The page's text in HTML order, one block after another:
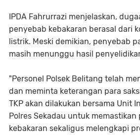
IPDA Fahrurrazi menjelaskan,
penyebab kebakaran berasal dari
listrik. Meski demikian, penyebab
masih menunggu hasil
"Personel Polsek Belitang telah
dan meminta keterangan para
TKP akan dilakukan bersama Unit
Polres Sekadau untuk memastikan
kebakaran sekaligus melengkapi